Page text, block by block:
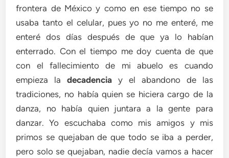
frontera de México y como en ese tiempo no se
usaba tanto el celular, pues yo no me enteré, me
enteré dos días después de que ya lo habían
enterrado. Con el tiempo me doy cuenta de que
con el fallecimiento de mi abuelo es cuando
empieza ladecadencia y el abandono de las
tradiciones, no había quien se hiciera cargo de la
danza, no había quien juntara a la gente para
danzar. Yo escuchaba como mis amigos y mis
primos se quejaban de que todo se iba a perder,
pero solo se quejaban, nadie decía vamos a hacer